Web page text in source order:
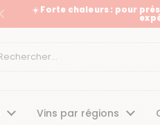
Précédent
☀️ Forte chaleurs : pour
Vins par régions